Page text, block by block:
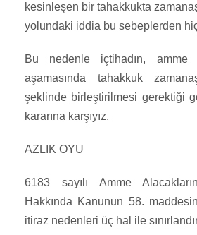
kesinleşen bir tahakkukta
yolundaki iddia bu sebeplerden
Bu nedenle içtihadın, amme
aşamasında tahakkuk
şeklinde birleştirilmesi gerektiği
kararına karşıyız.
AZLIK OYU
6183 sayılı Amme
Hakkında Kanunun 58.
itiraz nedenleri üç hal ile